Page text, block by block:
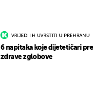
VRIJEDI IH UVRSTITI U PREHRANU
6 napitaka koje dijetetičari
zdrave zglobove